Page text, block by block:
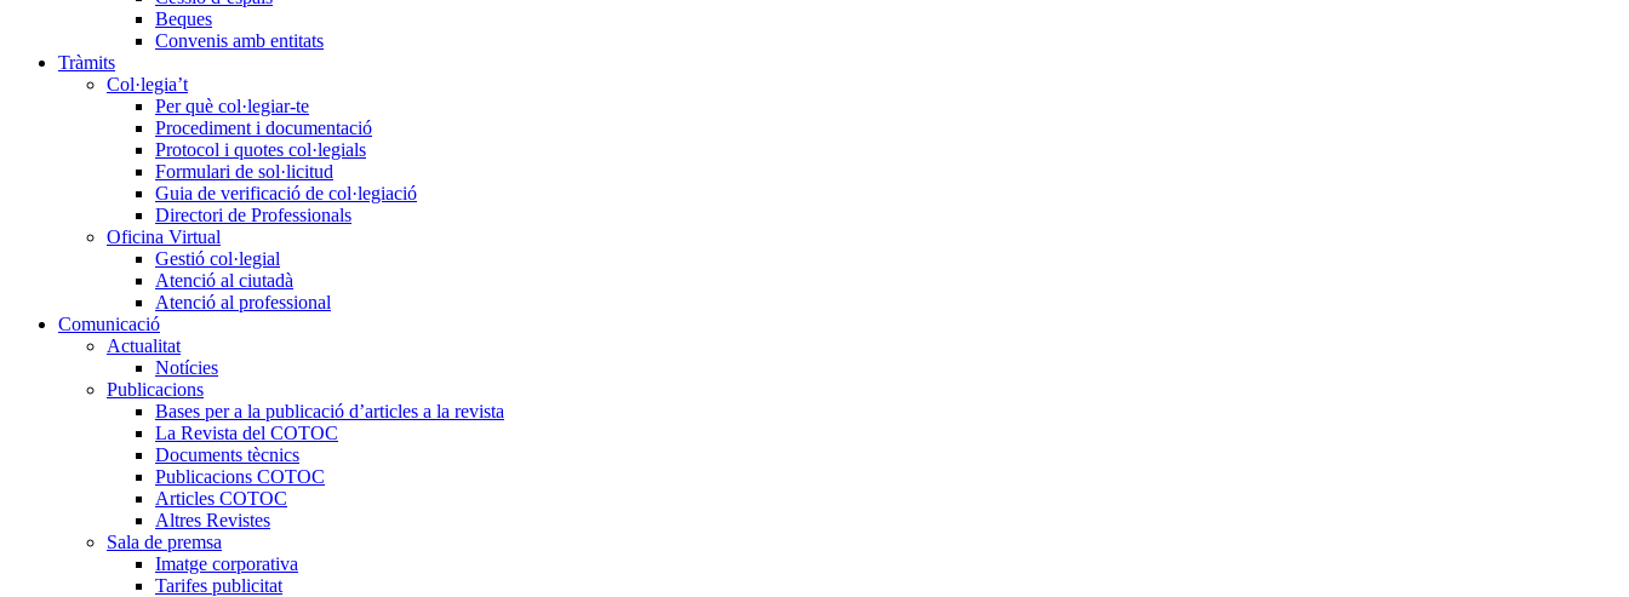
Beques
Convenis amb entitats
Tràmits
Col·legia’t
Per què col·legiar-te
Procediment i documentació
Protocol i quotes col·legials
Formulari de sol·licitud
Guia de verificació de col·legiació
Directori de Professionals
Oficina Virtual
Gestió col·legial
Atenció al ciutadà
Atenció al professional
Comunicació
Actualitat
Notícies
Publicacions
Bases per a la publicació d’articles a la revista
La Revista del COTOC
Documents tècnics
Publicacions COTOC
Articles COTOC
Altres Revistes
Sala de premsa
Imatge corporativa
Tarifes publicitat